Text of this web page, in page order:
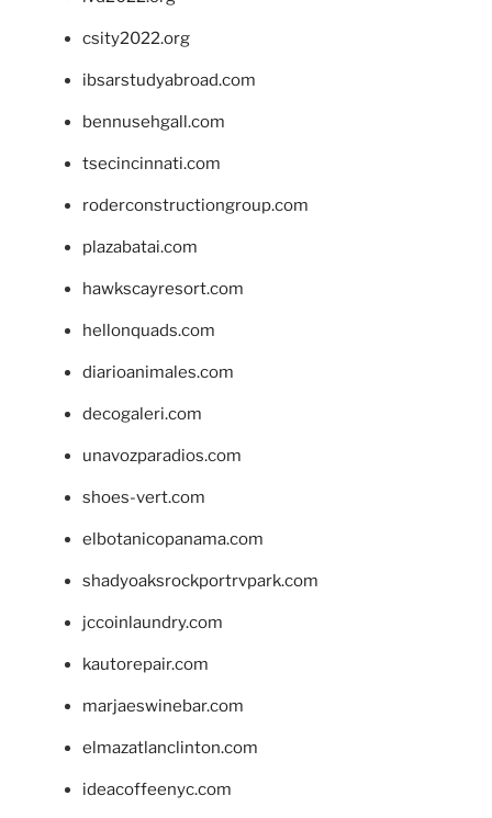
csity2022.org
ibsarstudyabroad.com
bennusehgall.com
tsecincinnati.com
roderconstructiongroup.com
plazabatai.com
hawkscayresort.com
hellonquads.com
diarioanimales.com
decogaleri.com
unavozparadios.com
shoes-vert.com
elbotanicopanama.com
shadyoaksrockportrvpark.com
jccoinlaundry.com
kautorepair.com
marjaeswinebar.com
elmazatlanclinton.com
ideacoffeenyc.com